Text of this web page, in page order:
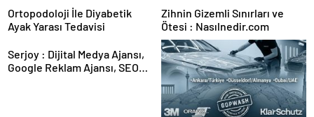
Ortopodoloji İle Diyabetik
Ayak Yarası Tedavisi
Zihnin Gizemli Sınırları ve
Ötesi : Nasılnedir.com
Serjoy : Dijital Medya Ajansı,
Google Reklam Ajansı, SEO